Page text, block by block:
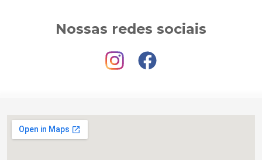
Nossas redes sociais